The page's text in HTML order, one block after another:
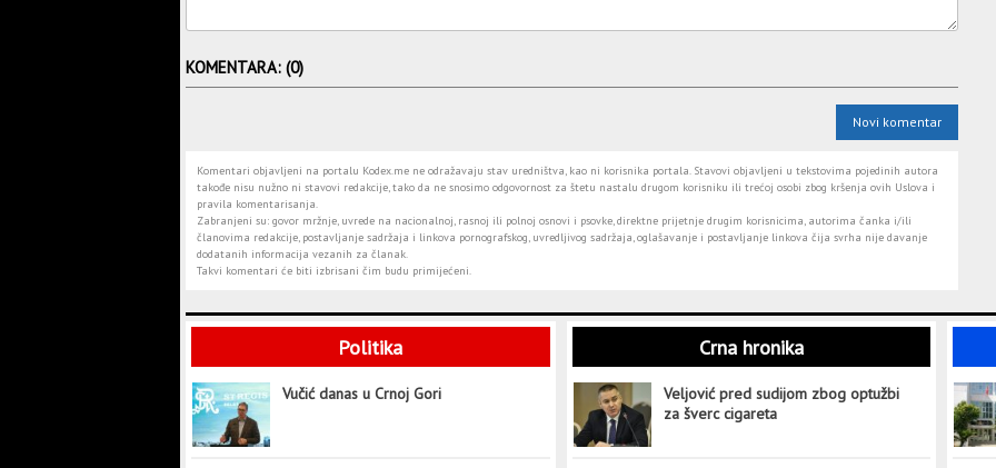
KOMENTARA: (0)
Novi komentar
Komentari objavljeni na portalu Kodex.me ne odražavaju stav uredništva, kao ni korisnika portala. Stavovi objavljeni u tekstovima pojedinih autora
takođe nisu nužno ni stavovi redakcije, tako da ne snosimo odgovornost za štetu nastalu drugom korisniku ili trećoj osobi zbog kršenja ovih Uslova i
pravila komentarisanja.
Zabranjeni su: govor mržnje, uvrede na nacionalnoj, rasnoj ili polnoj osnovi i psovke, direktne prijetnje drugim korisnicima, autorima čanka i/ili
članovima redakcije, postavljanje sadržaja i linkova pornografskog, uvredljivog sadržaja, oglašavanje i postavljanje linkova čija svrha nije davanje
dodatanih informacija vezanih za članak.
Takvi komentari će biti izbrisani čim budu primijećeni.
Politika
Vučić danas u Crnoj Gori
Crna hronika
Veljović pred sudijom zbog optužbi
za šverc cigareta